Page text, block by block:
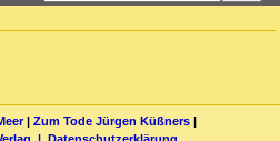
| Zum Tode Jürgen Küßners |